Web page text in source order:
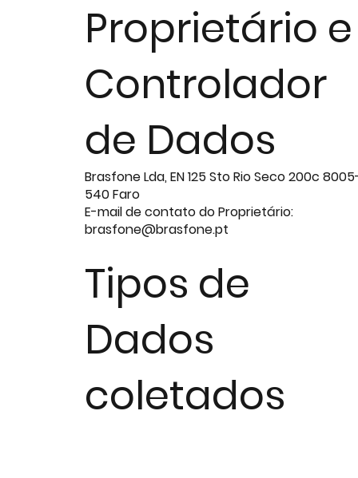
Proprietário e
Controlador
de Dados
Brasfone Lda, EN 125 Sto Rio Seco 200c
540 Faro
E-mail de contato do Proprietário:
brasfone@brasfone.pt
Tipos de
Dados
coletados